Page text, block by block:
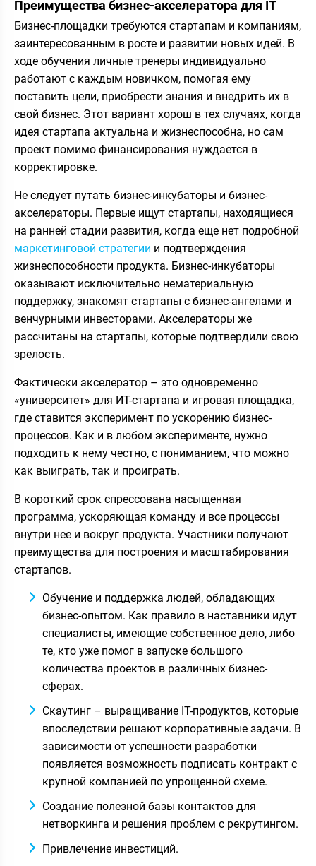
Преимущества бизнес-акселератора для IT
Бизнес-площадки требуются стартапам и компаниям,
заинтересованным в росте и развитии новых идей. В
ходе обучения личные тренеры индивидуально
работают с каждым новичком, помогая ему
поставить цели, приобрести знания и внедрить их в
свой бизнес. Этот вариант хорош в тех случаях, когда
идея стартапа актуальна и жизнеспособна, но сам
проект помимо финансирования нуждается в
корректировке.
Не следует путать бизнес-инкубаторы и бизнес-
акселераторы. Первые ищут стартапы, находящиеся
на ранней стадии развития, когда еще нет подробной
маркетинговой стратегии и подтверждения
жизнеспособности продукта. Бизнес-инкубаторы
оказывают исключительно нематериальную
поддержку, знакомят стартапы с бизнес-ангелами и
венчурными инвесторами. Акселераторы же
рассчитаны на стартапы, которые подтвердили свою
зрелость.
Фактически акселератор – это одновременно
«университет» для ИТ-стартапа и игровая площадка,
где ставится эксперимент по ускорению бизнес-
процессов. Как и в любом эксперименте, нужно
подходить к нему честно, с пониманием, что можно
как выиграть, так и проиграть.
В короткий срок спрессована насыщенная
программа, ускоряющая команду и все процессы
внутри нее и вокруг продукта. Участники получают
преимущества для построения и масштабирования
стартапов.
Обучение и поддержка людей, обладающих
бизнес-опытом. Как правило в наставники идут
специалисты, имеющие собственное дело, либо
те, кто уже помог в запуске большого
количества проектов в различных бизнес-
сферах.
Скаутинг – выращивание IT-продуктов, которые
впоследствии решают корпоративные задачи. В
зависимости от успешности разработки
появляется возможность подписать контракт с
крупной компанией по упрощенной схеме.
Создание полезной базы контактов для
нетворкинга и решения проблем с рекрутингом.
Привлечение инвестиций.